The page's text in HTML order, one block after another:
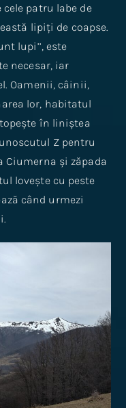
patru labe de
lipiți de coapse.
lupi’’, este
necesar, iar
Oamenii, câinii,
lor, habitatul
în liniștea
Z pentru
Ciumerna și zăpada
lovește cu peste
când urmezi